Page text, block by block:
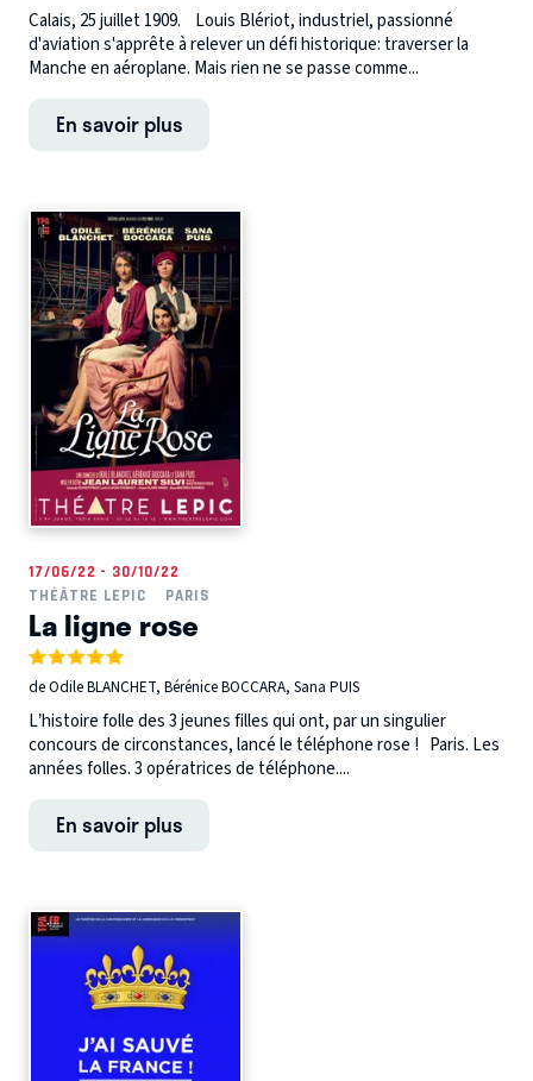
Calais, 25 juillet 1909. Louis Blériot, industriel, passionné
d'aviation s'apprête à relever un défi historique: traverser la
Manche en aéroplane. Mais rien ne se passe comme...
En savoir plus
17/06/22 - 30/10/22
THÉÂTRE LEPIC
PARIS
La ligne rose
de Odile BLANCHET, Bérénice BOCCARA, Sana PUIS
L’histoire folle des 3 jeunes filles qui ont, par un singulier
concours de circonstances, lancé le téléphone rose ! Paris. Les
années folles. 3 opératrices de téléphone....
En savoir plus